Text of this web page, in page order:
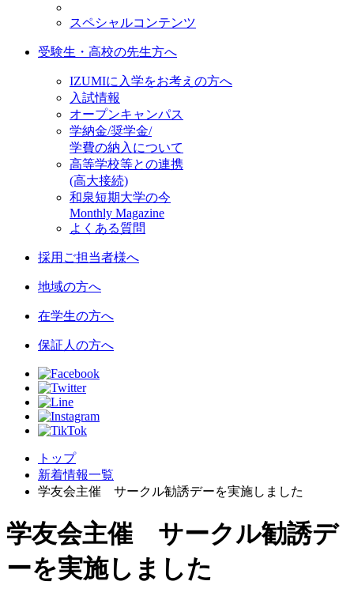
スペシャルコンテンツ
受験生・高校の先生方へ
IZUMIに入学をお考えの方へ
入試情報
オープンキャンパス
学納金/奨学金/
学費の納入について
高等学校等との連携
(高大接続)
和泉短期大学の今
Monthly Magazine
よくある質問
採用ご担当者様へ
地域の方へ
在学生の方へ
保証人の方へ
トップ
新着情報一覧
学友会主催 サークル勧誘デーを実施しました
学友会主催 サークル勧誘デ
ーを実施しました